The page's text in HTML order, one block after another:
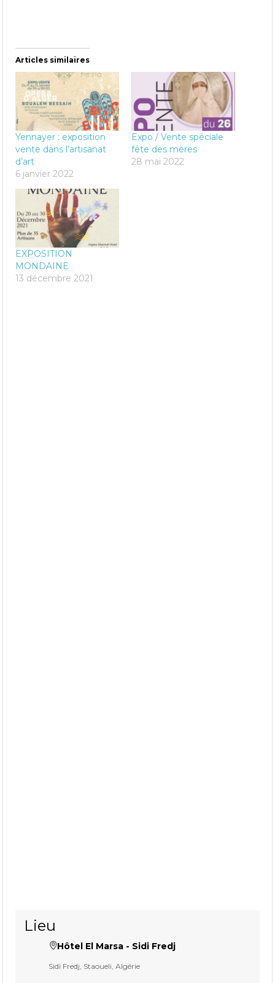
Articles similaires
Yennayer : exposition
vente dans l’artisanat
d’art
6 janvier 2022
Expo / Vente spéciale
fête des mères
28 mai 2022
EXPOSITION
MONDAINE
13 décembre 2021
Lieu
Hôtel El Marsa - Sidi Fredj
Sidi Fredj, Staoueli, Algérie